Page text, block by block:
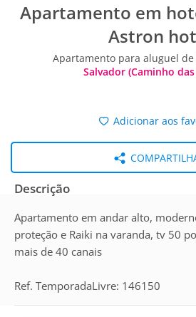
Apartamento em
Astron
Apartamento para aluguel
Salvador (Caminho
Adicionar aos
Descrição
Apartamento em andar alto,
proteção e Raiki na varanda, tv 50
mais de 40 canais
Ref. TemporadaLivre: 146150